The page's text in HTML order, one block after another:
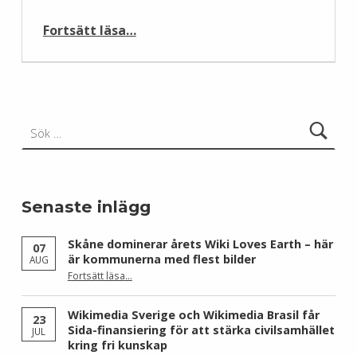
Fortsätt läsa“Tio skäl för kvinnor att redigera Wikipedia, del 2”…
Senaste inlägg
07
AUG
Skåne dominerar årets Wiki Loves Earth – här
är kommunerna med flest bilder
Fortsätt läsa“Skåne dominerar årets Wiki Loves Earth – här är kommunerna med flest bilder”
…
23
JUL
Wikimedia Sverige och Wikimedia Brasil får
Sida-finansiering för att stärka civilsamhället
kring fri kunskap